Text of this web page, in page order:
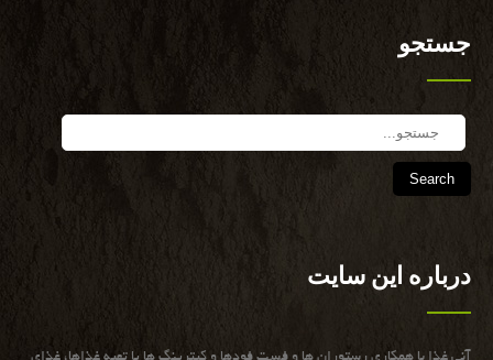
جستجو
درباره این سایت